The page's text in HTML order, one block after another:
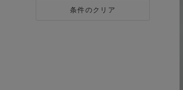
条件のクリア